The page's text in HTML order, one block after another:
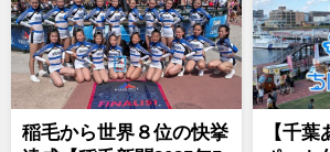
稲毛から世界８位の快挙
【千